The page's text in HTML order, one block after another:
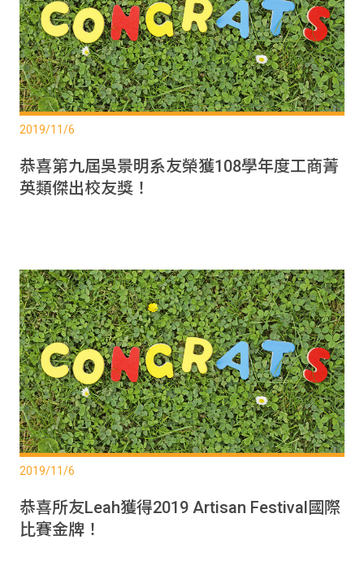
2019/11/6
恭喜第九屆吳景明系友榮獲108學年度工商菁
英類傑出校友獎！
2019/11/6
恭喜所友Leah獲得2019 Artisan Festival國際
比賽金牌！